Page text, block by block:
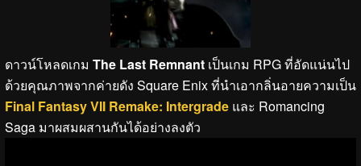
ดาวน์โหลดเกม The Last Remnant เป็นเกม RPG ที่อัดแน่นไป
ด้วยคุณภาพจากค่ายดัง Square Enix ที่นำเอากลิ่นอายความเป็น
Final Fantasy VII Remake: Intergrade และ Romancing
Saga มาผสมผสานกันได้อย่างลงตัว